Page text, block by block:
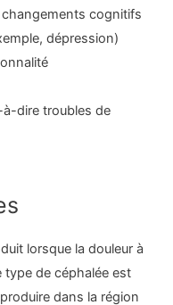
cognitifs
dépression)
à-dire troubles de
lorsque la douleur à
type de céphalée est
dans la région